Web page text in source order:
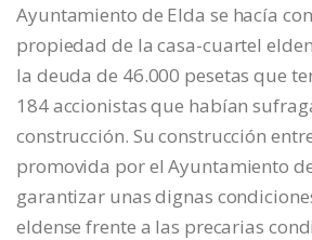
Ayuntamiento de Elda se hacía
propiedad de la casa-cuartel
la deuda de 46.000 pesetas que
184 accionistas que habían
construcción. Su construcción
promovida por el Ayuntamiento
garantizar unas dignas
eldense frente a las precarias